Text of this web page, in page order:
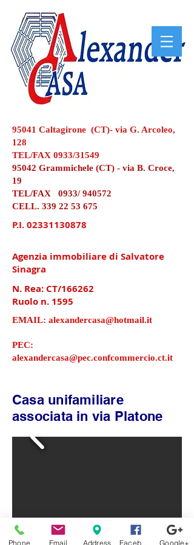
95041 Caltagirone (CT)- via G. Arcoleo,
128
TEL/FAX 0933/31549
95042 Grammichele (CT) - via B. Croce,
19
TEL/FAX 0933/ 940572
CELL. 339 22 53 675
P.I.02331130878
Agenzia immobiliare di Salvatore
Sinagra
N. Rea: CT/166262
Ruolo n. 1595
EMAIL: alexandercasa@hotmail.it
PEC:
alexandercasa@pec.confcommercio.ct.it
Casa unifamiliare
associata in via Platone
Phone Email Address Google+